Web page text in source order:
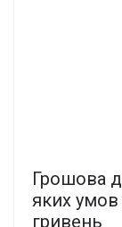
Грошова
яких
гривень